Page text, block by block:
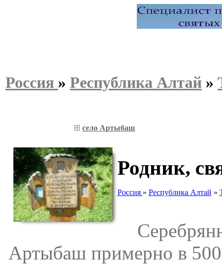
Россия » Республика Алтай »
село Артыбаш
Родник,
Россия » Республика Алтай »
Артыбаш примерно в